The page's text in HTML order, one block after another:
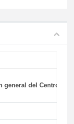
del Centro y